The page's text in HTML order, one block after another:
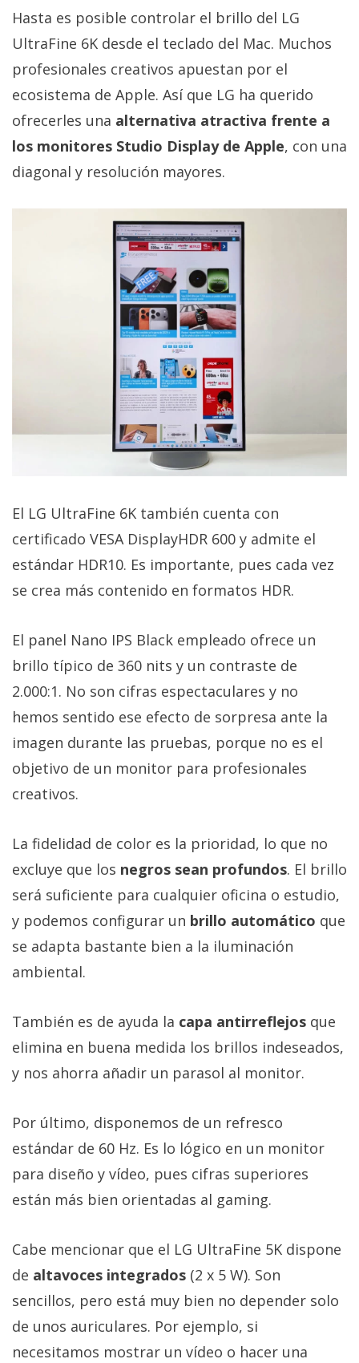
Hasta es posible controlar el brillo del LG
UltraFine 6K desde el teclado del Mac. Muchos
profesionales creativos apuestan por el
ecosistema de Apple. Así que LG ha querido
ofrecerles una alternativa atractiva frente a
los monitores Studio Display de Apple, con una
diagonal y resolución mayores.
El LG UltraFine 6K también cuenta con
certificado VESA DisplayHDR 600 y admite el
estándar HDR10. Es importante, pues cada vez
se crea más contenido en formatos HDR.
El panel Nano IPS Black empleado ofrece un
brillo típico de 360 nits y un contraste de
2.000:1. No son cifras espectaculares y no
hemos sentido ese efecto de sorpresa ante la
imagen durante las pruebas, porque no es el
objetivo de un monitor para profesionales
creativos.
La fidelidad de color es la prioridad, lo que no
excluye que los negros sean profundos. El brillo
será suficiente para cualquier oficina o estudio,
y podemos configurar un brillo automático que
se adapta bastante bien a la iluminación
ambiental.
También es de ayuda la capa antirreflejos que
elimina en buena medida los brillos indeseados,
y nos ahorra añadir un parasol al monitor.
Por último, disponemos de un refresco
estándar de 60 Hz. Es lo lógico en un monitor
para diseño y vídeo, pues cifras superiores
están más bien orientadas al gaming.
Cabe mencionar que el LG UltraFine 5K dispone
de altavoces integrados (2 x 5 W). Son
sencillos, pero está muy bien no depender solo
de unos auriculares. Por ejemplo, si
necesitamos mostrar un vídeo o hacer una